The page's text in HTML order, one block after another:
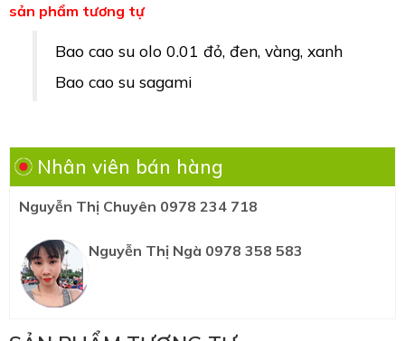
sản phẩm tương tự
Bao cao su olo 0.01 đỏ, đen, vàng, xanh
Bao cao su sagami
Nhân viên bán hàng
Nguyễn Thị Chuyên 0978 234 718
Nguyễn Thị Ngà 0978 358 583